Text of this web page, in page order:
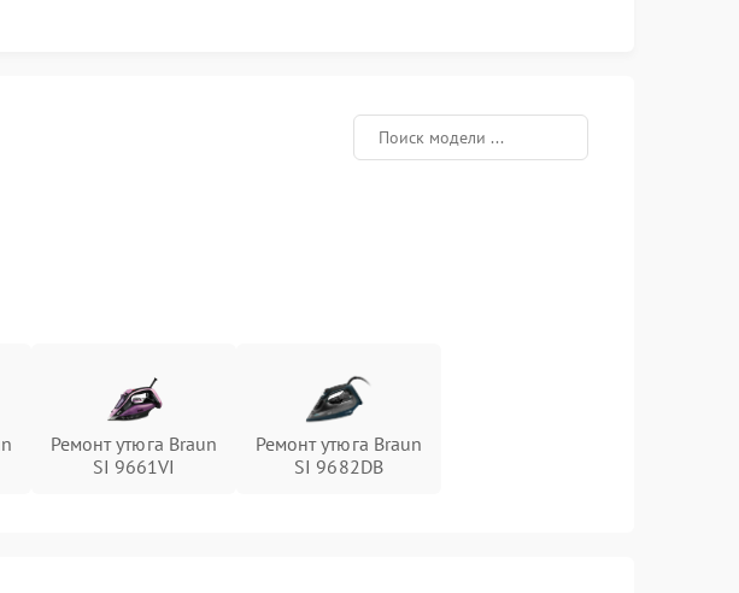
Ремонт утюга Braun
SI 9661VI
Ремонт утюга Braun
SI 9682DB